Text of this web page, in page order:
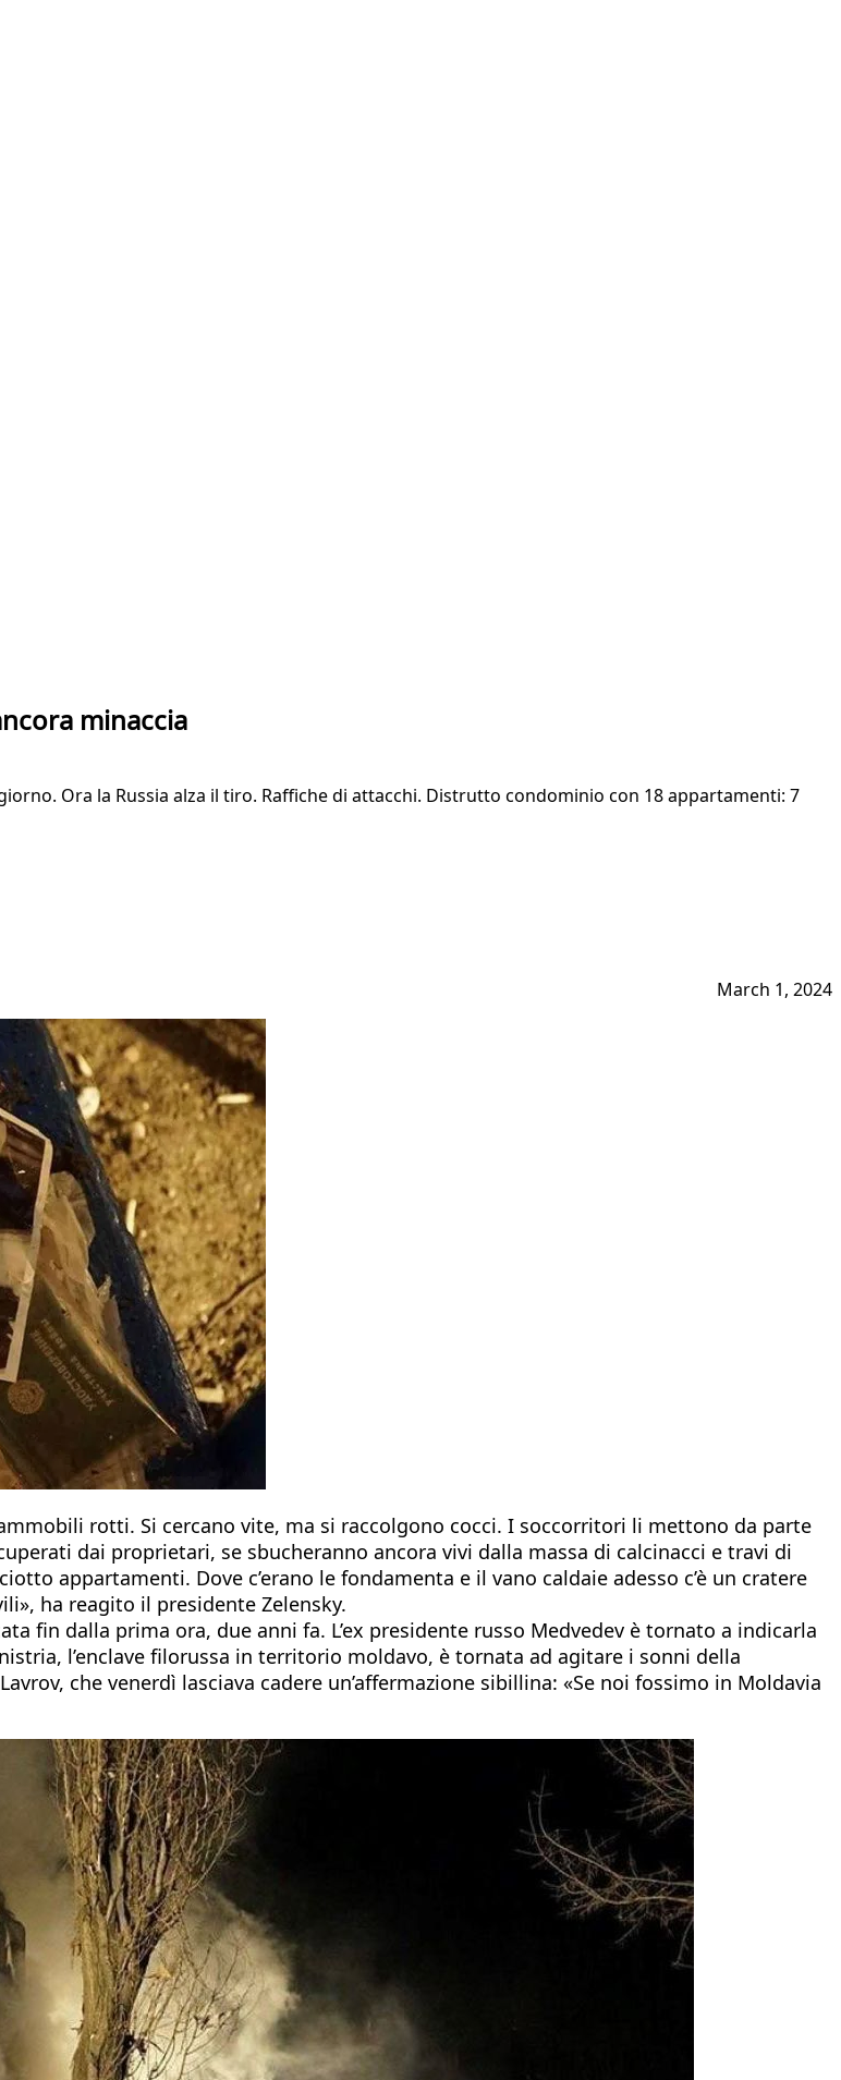
minaccia
Ora la Russia alza il tiro. Raffiche di attacchi. Distrutto condominio con 18 appartamenti: 7
March 1, 2024
rotti. Si cercano vite, ma si raccolgono cocci. I soccorritori li mettono da parte
dai proprietari, se sbucheranno ancora vivi dalla massa di calcinacci e travi di
appartamenti. Dove c’erano le fondamenta e il vano caldaie adesso c’è un cratere
ha reagito il presidente Zelensky.
fin dalla prima ora, due anni fa. L’ex presidente russo Medvedev è tornato a indicarla
l’enclave filorussa in territorio moldavo, è tornata ad agitare i sonni della
che venerdì lasciava cadere un’affermazione sibillina: «Se noi fossimo in Moldavia